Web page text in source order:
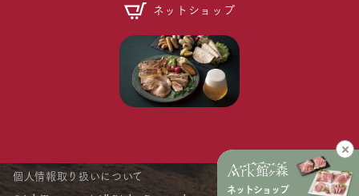
ネットショップ
ネットショップ
個人情報取り扱いについて